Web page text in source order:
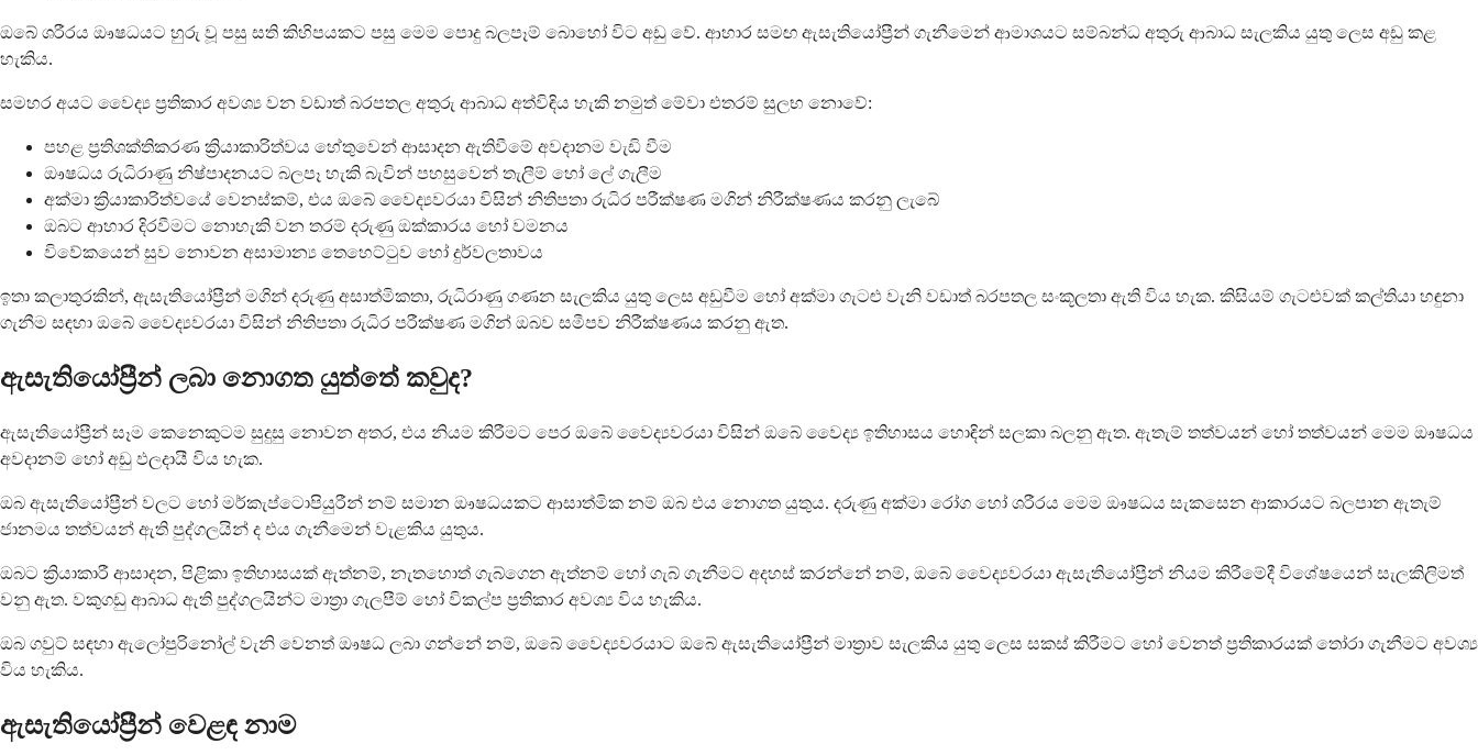
ඔබේ ශරීරය ඖෂධයට හුරු වූ පසු සති කිහිපයකට පසු මෙම පොදු බලපෑම් බොහෝ විට අඩු වේ. ආහාර සමඟ ඇසැතියෝප්‍රීන් ගැනීමෙන් ආමාශයට සම්බන්ධ අතුරු ආබාධ සැලකිය යුතු ලෙස අඩු කළ
හැකිය.
සමහර අයට වෛද්‍ය ප්‍රතිකාර අවශ්‍ය වන වඩාත් බරපතල අතුරු ආබාධ අත්විඳිය හැකි නමුත් මේවා එතරම් සුලභ නොවේ:
පහළ ප්‍රතිශක්තිකරණ ක්‍රියාකාරිත්වය හේතුවෙන් ආසාදන ඇතිවීමේ අවදානම වැඩි වීම
ඖෂධය රුධිරාණු නිෂ්පාදනයට බලපෑ හැකි බැවින් පහසුවෙන් තැලීම් හෝ ලේ ගැලීම
අක්මා ක්‍රියාකාරිත්වයේ වෙනස්කම්, එය ඔබේ වෛද්‍යවරයා විසින් නිතිපතා රුධිර පරීක්ෂණ මගින් නිරීක්ෂණය කරනු ලැබේ
ඔබට ආහාර දිරවීමට නොහැකි වන තරම් දරුණු ඔක්කාරය හෝ වමනය
විවේකයෙන් සුව නොවන අසාමාන්‍ය තෙහෙට්ටුව හෝ දුර්වලතාවය
ඉතා කලාතුරකින්, ඇසැතියෝප්‍රීන් මගින් දරුණු අසාත්මිකතා, රුධිරාණු ගණන සැලකිය යුතු ලෙස අඩුවීම හෝ අක්මා ගැටළු වැනි වඩාත් බරපතල සංකූලතා ඇති විය හැක. කිසියම් ගැටළුවක් කල්තියා හඳුනා
ගැනීම සඳහා ඔබේ වෛද්‍යවරයා විසින් නිතිපතා රුධිර පරීක්ෂණ මගින් ඔබව සමීපව නිරීක්ෂණය කරනු ඇත.
ඇසැතියෝප්‍රීන් ලබා නොගත යුත්තේ කවුද?
ඇසැතියෝප්‍රීන් සෑම කෙනෙකුටම සුදුසු නොවන අතර, එය නියම කිරීමට පෙර ඔබේ වෛද්‍යවරයා විසින් ඔබේ වෛද්‍ය ඉතිහාසය හොඳින් සලකා බලනු ඇත. ඇතැම් තත්වයන් හෝ තත්වයන් මෙම ඖෂධය
අවදානම් හෝ අඩු ඵලදායී විය හැක.
ඔබ ඇසැතියෝප්‍රීන් වලට හෝ මර්කැප්ටොපියුරීන් නම් සමාන ඖෂධයකට ආසාත්මික නම් ඔබ එය නොගත යුතුය. දරුණු අක්මා රෝග හෝ ශරීරය මෙම ඖෂධය සැකසෙන ආකාරයට බලපාන ඇතැම්
ජානමය තත්වයන් ඇති පුද්ගලයින් ද එය ගැනීමෙන් වැළකිය යුතුය.
ඔබට ක්‍රියාකාරී ආසාදන, පිළිකා ඉතිහාසයක් ඇත්නම්, නැතහොත් ගැබ්ගෙන ඇත්නම් හෝ ගැබ් ගැනීමට අදහස් කරන්නේ නම්, ඔබේ වෛද්‍යවරයා ඇසැතියෝප්‍රීන් නියම කිරීමේදී විශේෂයෙන් සැලකිලිමත්
වනු ඇත. වකුගඩු ආබාධ ඇති පුද්ගලයින්ට මාත්‍රා ගැලපීම් හෝ විකල්ප ප්‍රතිකාර අවශ්‍ය විය හැකිය.
ඔබ ගවුට් සඳහා ඇලෝපුරිනෝල් වැනි වෙනත් ඖෂධ ලබා ගන්නේ නම්, ඔබේ වෛද්‍යවරයාට ඔබේ ඇසැතියෝප්‍රීන් මාත්‍රාව සැලකිය යුතු ලෙස සකස් කිරීමට හෝ වෙනත් ප්‍රතිකාරයක් තෝරා ගැනීමට අවශ්‍ය
විය හැකිය.
ඇසැතියෝප්‍රීන් වෙළඳ නාම